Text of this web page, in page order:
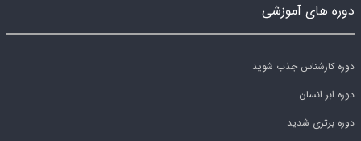
دوره های آموزشی
دوره کارشناس جذب شوید
دوره ابر انسان
دوره برتری شدید